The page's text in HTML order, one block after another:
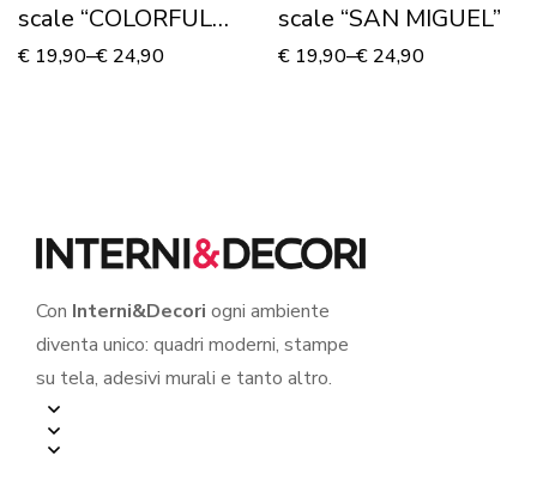
scale “COLORFUL
STAIRS”
€ 19,90–€ 24,90
scale “SAN MIGUEL”
€ 19,90–€ 24,90
Con Interni&Decori ogni ambiente
diventa unico: quadri moderni, stampe
su tela, adesivi murali e tanto altro.